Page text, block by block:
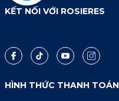
KẾT NỐI VỚI ROSIERES
HÌNH THỨC THANH TOÁN